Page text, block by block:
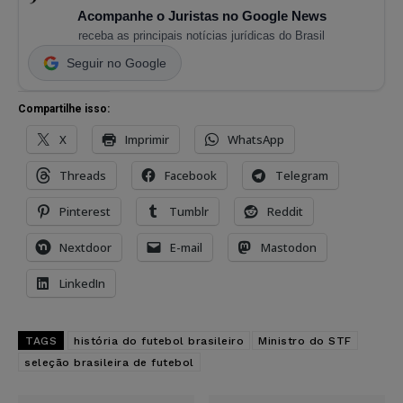
Acompanhe o Juristas no Google News
receba as principais notícias jurídicas do Brasil
Seguir no Google
Compartilhe isso:
X Imprimir WhatsApp
Threads Facebook Telegram
Pinterest Tumblr Reddit
Nextdoor E-mail Mastodon
LinkedIn
TAGS história do futebol brasileiro
Ministro do STF
seleção brasileira de futebol